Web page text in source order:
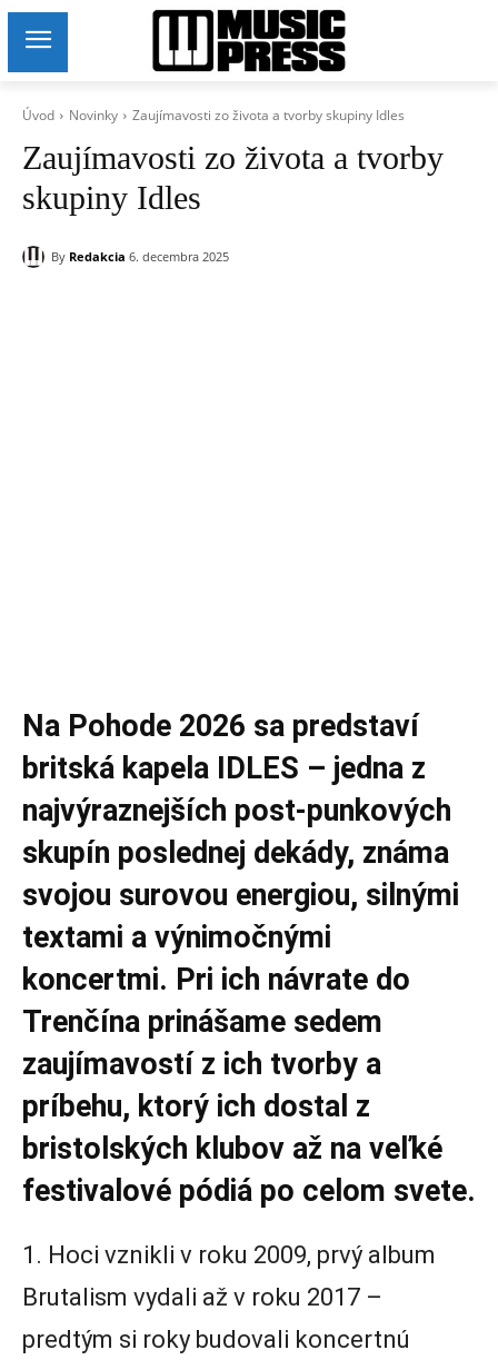
Úvod Novinky Zaujímavosti zo života a tvorby skupiny Idles
Zaujímavosti zo života a tvorby
skupiny Idles
By Redakcia 6. decembra 2025
Na Pohode 2026 sa predstaví
britská kapela IDLES – jedna z
najvýraznejších post-punkových
skupín poslednej dekády, známa
svojou surovou energiou, silnými
textami a výnimočnými
koncertmi. Pri ich návrate do
Trenčína prinášame sedem
zaujímavostí z ich tvorby a
príbehu, ktorý ich dostal z
bristolských klubov až na veľké
festivalové pódiá po celom svete.
1. Hoci vznikli v roku 2009, prvý album
Brutalism vydali až v roku 2017 –
predtým si roky budovali koncertnú